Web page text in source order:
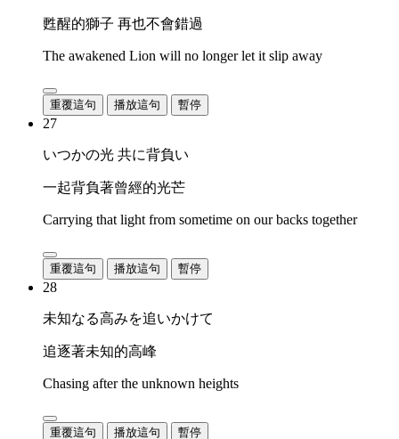
甦醒的獅子 再也不會錯過
The awakened Lion will no longer let it slip away
重覆這句 播放這句 暫停
27
いつかの光 共に背負い
一起背負著曾經的光芒
Carrying that light from sometime on our backs together
重覆這句 播放這句 暫停
28
未知なる高みを追いかけて
追逐著未知的高峰
Chasing after the unknown heights
重覆這句 播放這句 暫停